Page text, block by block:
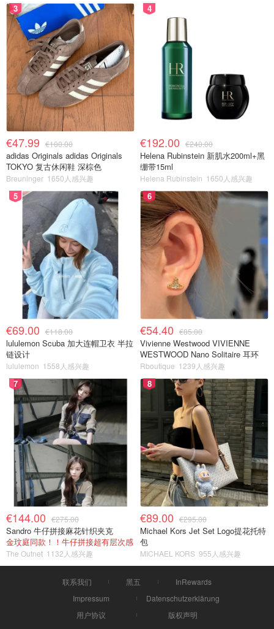
3
€47.99 €100.00
adidas Originals adidas Originals
TOKYO 复古休闲鞋 深棕色
Breuninger 1650人感兴趣
4
€192.00 €240.00
Helena Rubinstein 新肌水200ml+黑
绷带15ml
Helena Rubinstein 1650人感兴趣
5
€69.00 €118.00
lululemon Scuba 加大连帽卫衣 半拉
链设计
lululemon 1558人感兴趣
6
€54.40 €85.00
Vivienne Westwood VIVIENNE
WESTWOOD Nano Solitaire 耳环
Rboutique 1239人感兴趣
7
€144.00 €275.00
Sandro 牛仔拼接麻花针织夹克
金玟庭同款！！牛仔拼接超有层次感
The Outnet 1132人感兴趣
8
€89.00 €295.00
Michael Kors Jet Set Logo提花托特
包
MICHAEL KORS 955人感兴趣
联系我们 黑五
InRewards
Impressum
Datenschutzerklärung
用户协议
版权声明